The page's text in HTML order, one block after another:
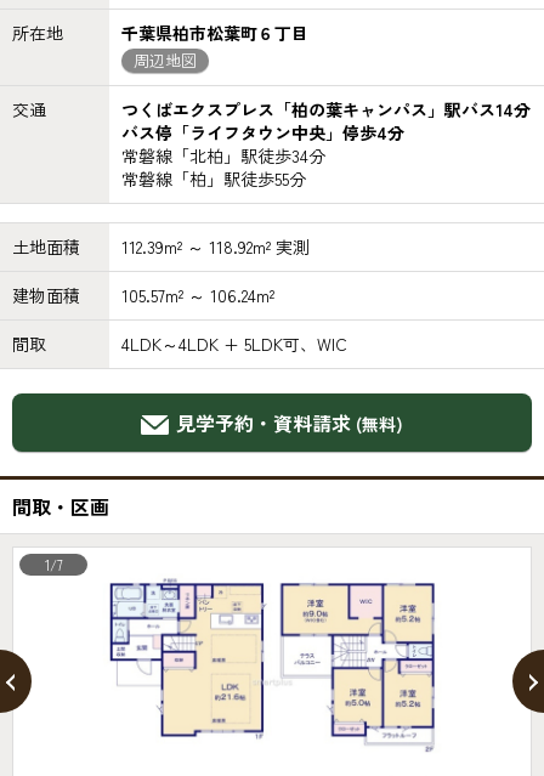
所在地 千葉県柏市松葉町６丁目
周辺地図
交通
つくばエクスプレス「柏の葉キャンパス」駅バス14分
バス停「ライフタウン中央」停歩4分
常磐線「北柏」駅徒歩34分
常磐線「柏」駅徒歩55分
土地面積
112.39m² ～ 118.92m² 実測
建物面積
105.57m² ～ 106.24m²
間取
4LDK～4LDK + 5LDK可、WIC
見学予約・資料請求 (無料)
間取・区画
1/7